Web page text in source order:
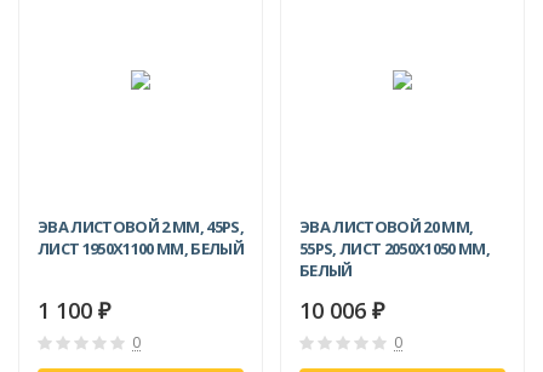
ЭВА ЛИСТОВОЙ 2 ММ, 45PS,
ЛИСТ 1950Х1100 ММ, БЕЛЫЙ
1 100 ₽
0
ЭВА ЛИСТОВОЙ 20 ММ,
55PS, ЛИСТ 2050Х1050 ММ,
БЕЛЫЙ
10 006 ₽
0